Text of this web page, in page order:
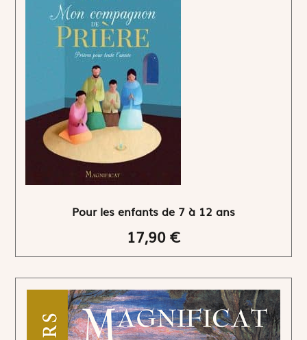
Pour les enfants de 7 à 12 ans
17,90 €